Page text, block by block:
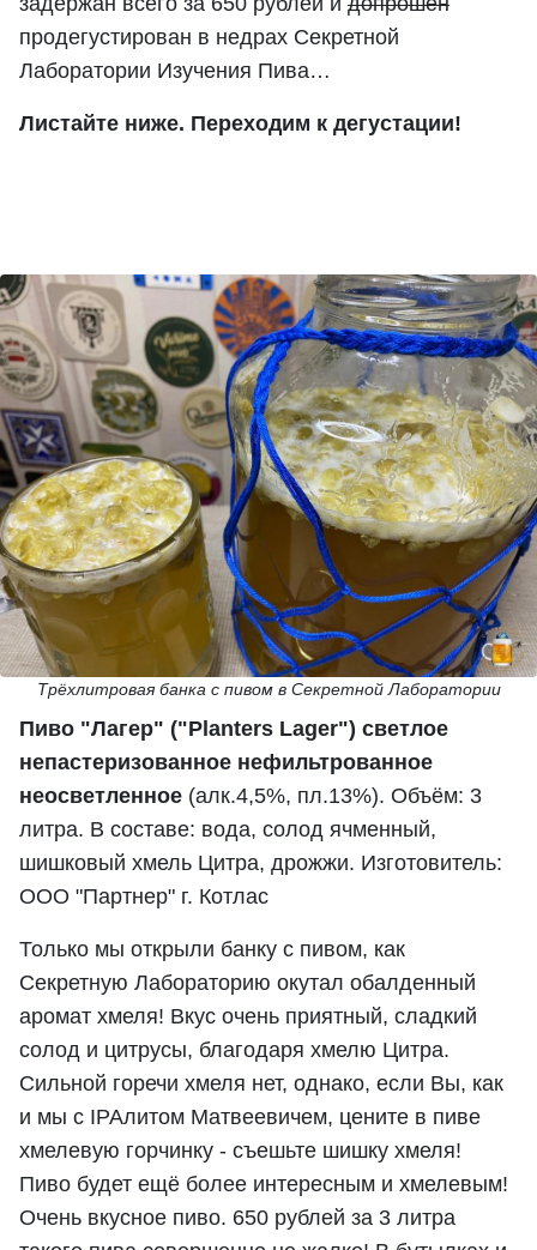
продегустирован в недрах Секретной
Лаборатории Изучения Пива…
Листайте ниже. Переходим к дегустации!
Трёхлитровая банка с пивом в Секретной Лаборатории
Пиво "Лагер" ("Planters Lager") светлое
непастеризованное нефильтрованное
неосветленное (алк.4,5%, пл.13%). Объём: 3
литра. В составе: вода, солод ячменный,
шишковый хмель Цитра, дрожжи. Изготовитель:
ООО "Партнер" г. Котлас
Только мы открыли банку с пивом, как
Секретную Лабораторию окутал обалденный
аромат хмеля! Вкус очень приятный, сладкий
солод и цитрусы, благодаря хмелю Цитра.
Сильной горечи хмеля нет, однако, если Вы, как
и мы с IPAлитом Матвеевичем, цените в пиве
хмелевую горчинку - съешьте шишку хмеля!
Пиво будет ещё более интересным и хмелевым!
Очень вкусное пиво. 650 рублей за 3 литра